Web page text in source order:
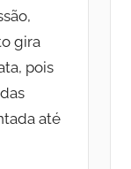
gira
pois
até